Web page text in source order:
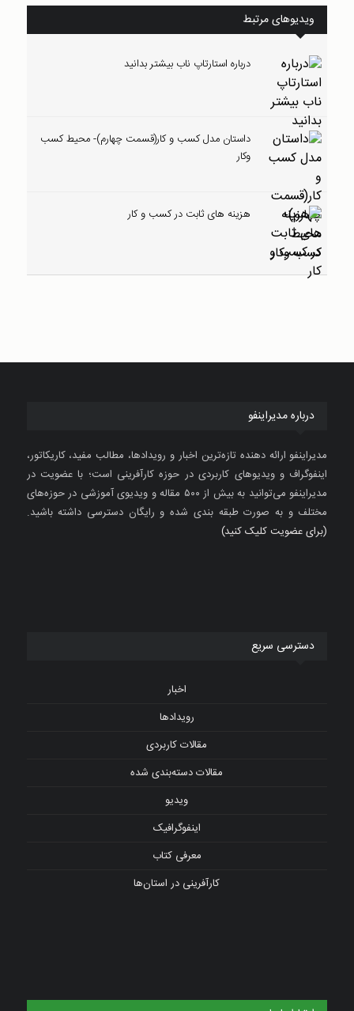
ویدیوهای مرتبط
درباره استارتاپ ناب بیشتر بدانید
داستان مدل کسب و کار(قسمت چهارم)- محیط کسب
وکار
هزینه های ثابت در کسب و کار
درباره مدیراینفو
مدیراینفو ارائه دهنده تازه‌ترین اخبار و رویدادها، مطالب مفید، کاریکاتور،
اینفوگراف و ویدیوهای کاربردی در حوزه کارآفرینی است؛ با عضویت در
مدیراینفو می‌توانید به بیش از ۵۰۰ مقاله و ویدیوی آموزشی در حوزه‌های
مختلف و به صورت طبقه بندی شده و رایگان دسترسی داشته باشید.
(برای عضویت کلیک کنید)
دسترسی سریع
اخبار
رویدادها
مقالات کاربردی
مقالات دسته‌بندی شده
ویدیو
اینفوگرافیک
معرفی کتاب
کارآفرینی در استان‌ها